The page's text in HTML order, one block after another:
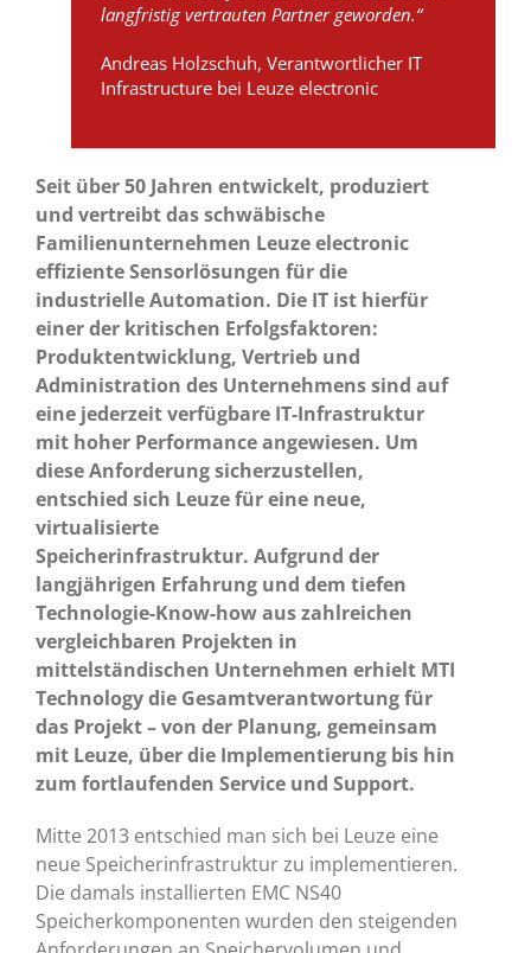
langfristig vertrauten Partner geworden.“
Andreas Holzschuh, Verantwortlicher IT
Infrastructure bei Leuze electronic
Seit über 50 Jahren entwickelt, produziert
und vertreibt das schwäbische
Familienunternehmen Leuze electronic
effiziente Sensorlösungen für die
industrielle Automation. Die IT ist hierfür
einer der kritischen Erfolgsfaktoren:
Produktentwicklung, Vertrieb und
Administration des Unternehmens sind auf
eine jederzeit verfügbare IT-Infrastruktur
mit hoher Performance angewiesen. Um
diese Anforderung sicherzustellen,
entschied sich Leuze für eine neue,
virtualisierte
Speicherinfrastruktur. Aufgrund der
langjährigen Erfahrung und dem tiefen
Technologie-Know-how aus zahlreichen
vergleichbaren Projekten in
mittelständischen Unternehmen erhielt MTI
Technology die Gesamtverantwortung für
das Projekt – von der Planung, gemeinsam
mit Leuze, über die Implementierung bis hin
zum fortlaufenden Service und Support.
Mitte 2013 entschied man sich bei Leuze eine
neue Speicherinfrastruktur zu implementieren.
Die damals installierten EMC NS40
Speicherkomponenten wurden den steigenden